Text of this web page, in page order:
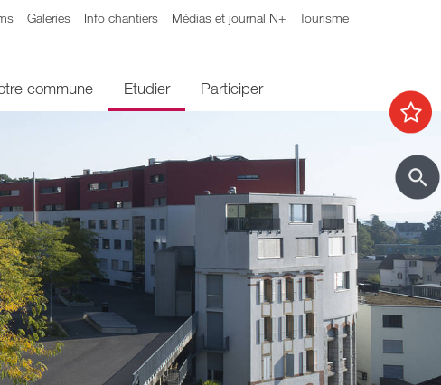
Galeries Info chantiers Médias et journal N+ Tourisme
commune Etudier Participer